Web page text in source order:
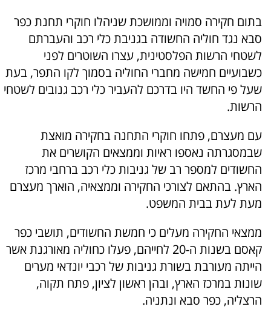
בתום חקירה סמויה וממושכת שניהלו חוקרי תחנת כפר
סבא נגד חוליה החשודה בגניבת כלי רכב והעברתם
לשטחי הרשות הפלסטינית, עצרו השוטרים לפני
כשבועיים חמישה מחברי החוליה בסמוך לקו התפר, בעת
שעל פי החשד היו בדרכם להעביר כלי רכב גנובים לשטחי
הרשות.
עם מעצרם, פתחו חוקרי התחנה בחקירה מואצת
שבמסגרתה נאספו ראיות וממצאים הקושרים את
החשודים למספר רב של גניבות כלי רכב ברחבי מרכז
הארץ. בהתאם לצורכי החקירה וממצאיה, הוארך מעצרם
מעת לעת בבית המשפט.
ממצאי החקירה מעלים כי חמשת החשודים, תושבי כפר
קאסם בשנות ה-20 לחייהם, פעלו כחוליה מאורגנת אשר
הייתה מעורבת בשורת גניבות של רכבי יונדאי מערים
שונות במרכז הארץ, ובהן ראשון לציון, פתח תקוה,
הרצליה, כפר סבא ונתניה.